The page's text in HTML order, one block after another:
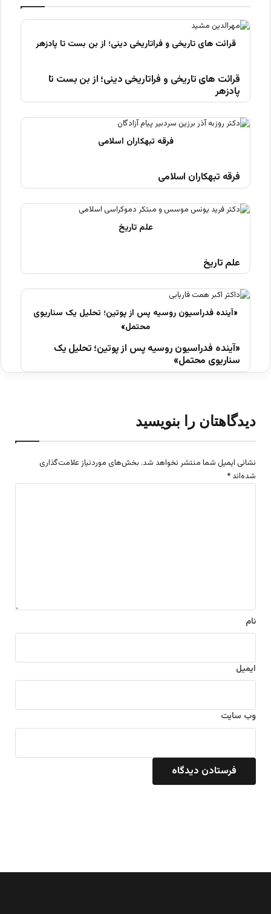
قرائت های تاریخی و فراتاریخی دینی؛ از بن بست تا
پادزهر
فرقه تبهکاران اسلامی
علم تاریخ
«آینده فدراسیون روسیه پس از پوتین؛ تحلیل یک
سناریوی محتمل»
دیدگاهتان را بنویسید
نشانی ایمیل شما منتشر نخواهد شد. بخش‌های موردنیاز علامت‌گذاری
شده‌اند *
نام
ایمیل
وب‌ سایت